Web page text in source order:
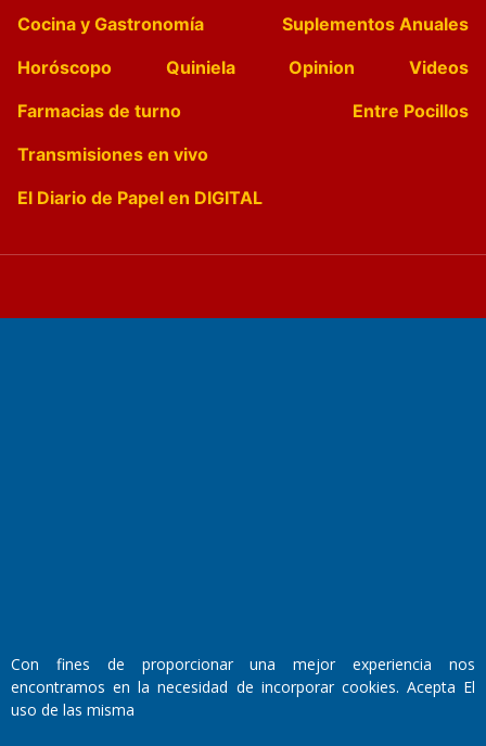
Cocina y Gastronomía
Suplementos Anuales
Horóscopo
Quiniela Opinion
Videos
Farmacias de turno
Entre Pocillos
Transmisiones en vivo
El Diario de Papel en DIGITAL
Domicilio Legal: José Ingenieros 855,
Con fines de proporcionar una mejor experiencia nos
encontramos en la necesidad de incorporar cookies. Acepta El
uso de las misma